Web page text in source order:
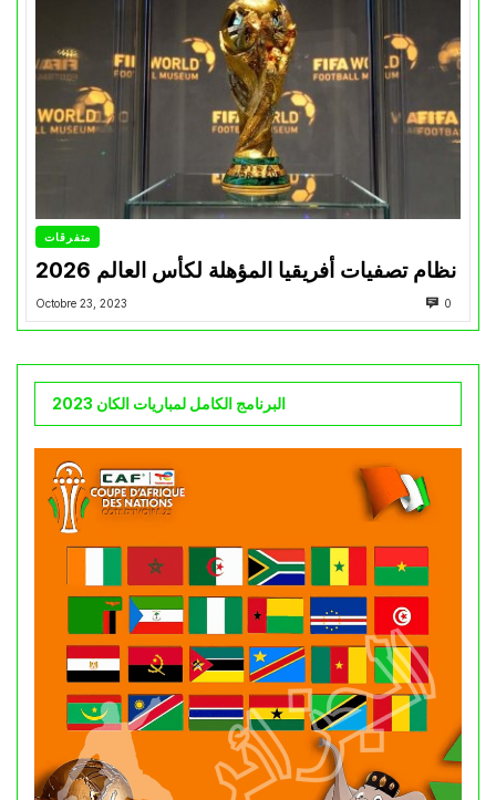
متفرقات
نظام تصفيات أفريقيا المؤهلة لكأس العالم 2026
Octobre 23, 2023 0
البرنامج الكامل لمباريات الكان 2023